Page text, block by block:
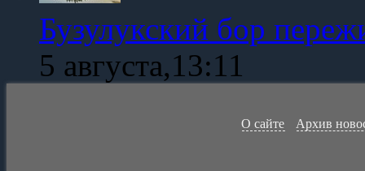
Бузулукский бор
5 августа,13:11
О сайте Архив